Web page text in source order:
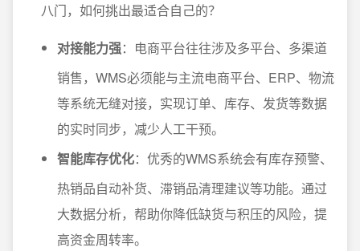
八门，如何挑出最适合自己的？
对接能力强：电商平台往往涉及多平台、多渠道
销售，WMS必须能与主流电商平台、ERP、物流
等系统无缝对接，实现订单、库存、发货等数据
的实时同步，减少人工干预。
智能库存优化：优秀的WMS系统会有库存预警、
热销品自动补货、滞销品清理建议等功能。通过
大数据分析，帮助你降低缺货与积压的风险，提
高资金周转率。